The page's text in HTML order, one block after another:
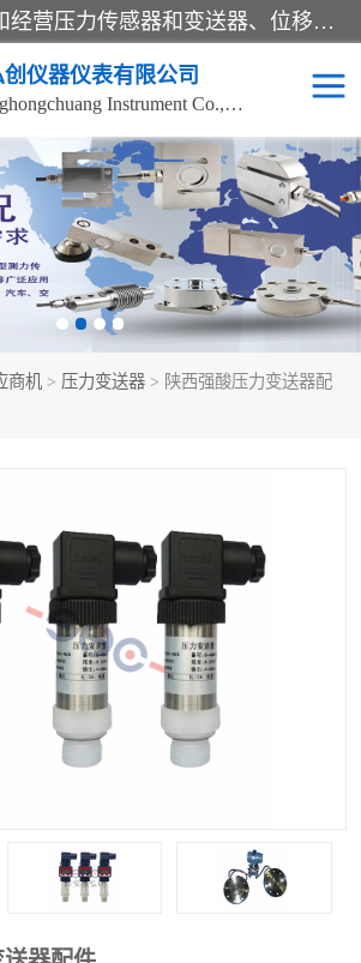
是集开发、生产和经营压力传感器和变送器、位移传感器和变送器、流量传感器和变送器、称重传感器和变送器、测力传感器和变送器、温湿度传感器和变送器、扭矩传感器、智能数显控制仪表等产品的化高新技术企业。
仪器仪表有限公司
Xi'an shenghongchuang Instrument Co., Ltd
商机 > 压力变送器 > 陕西强酸压力变送器配
超声波流量计
通用型压力变送器
流量计
差压变送器